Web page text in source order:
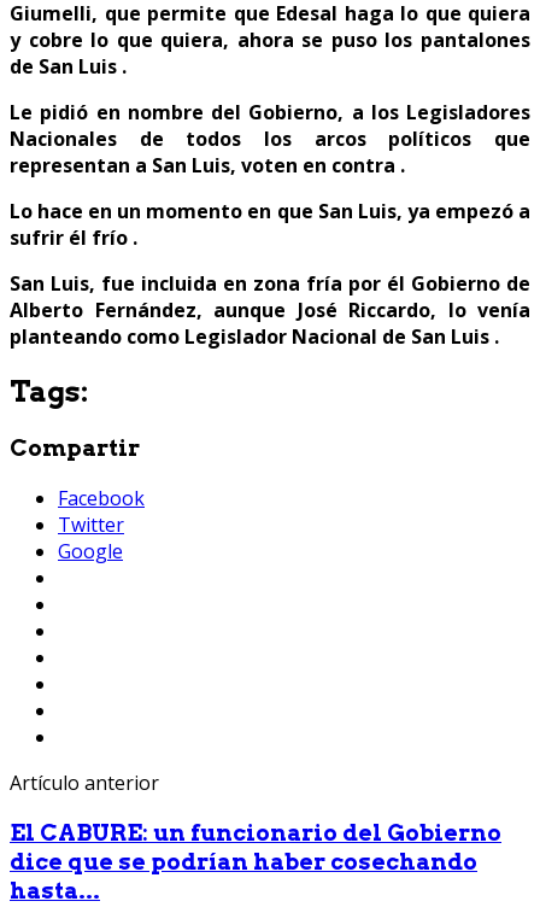
Giumelli, que permite que Edesal haga lo que quiera
y cobre lo que quiera, ahora se puso los pantalones
de San Luis .
Le pidió en nombre del Gobierno, a los Legisladores
Nacionales de todos los arcos políticos que
representan a San Luis, voten en contra .
Lo hace en un momento en que San Luis, ya empezó a
sufrir él frío .
San Luis, fue incluida en zona fría por él Gobierno de
Alberto Fernández, aunque José Riccardo, lo venía
planteando como Legislador Nacional de San Luis .
Tags:
Compartir
Facebook
Twitter
Google
Artículo anterior
El CABURE: un funcionario del Gobierno
dice que se podrían haber cosechando
hasta...